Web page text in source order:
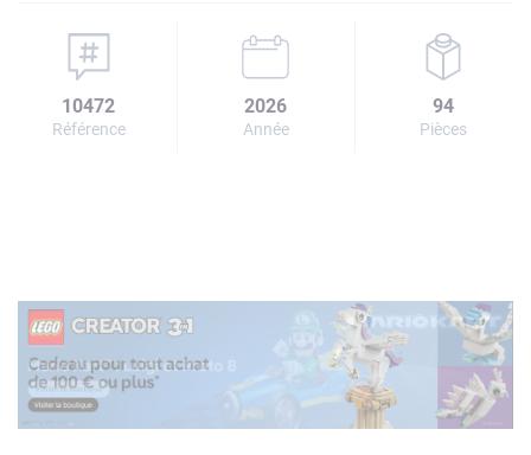
10472
Référence
2026
Année
94
Pièces